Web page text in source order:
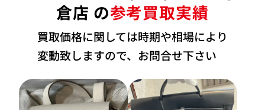
倉店 の参考買取実績
買取価格に関しては時期や相場により
変動致しますので、お問合せ下さい